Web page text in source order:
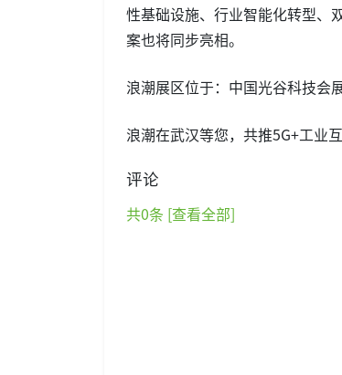
性基础设施、行业智能化转型、
案也将同步亮相。
浪潮展区位于：中国光谷科技会
浪潮在武汉等您，共推5G+工业
评论
共0条 [查看全部]